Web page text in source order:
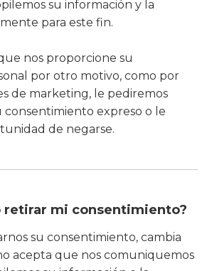
su información y la
para este fin.
nos proporcione su
por otro motivo, como por
de marketing, le pediremos
expreso o le
de negarse.
retirar mi consentimiento?
su consentimiento, cambia
acepta que nos comuniquemos